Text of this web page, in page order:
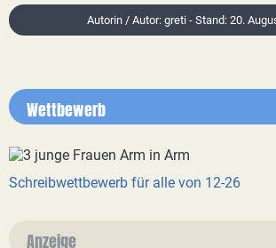
Autorin / Autor: greti - Stand: 20.
Wettbewerb
Schreibwettbewerb für alle von 12-26
Anzeige